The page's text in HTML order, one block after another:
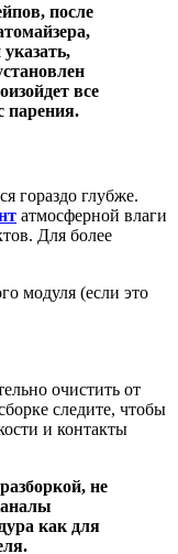
после
все
парения.
гораздо глубже.
атмосферной влаги
Для более
модуля (если это
очистить от
следите, чтобы
и контакты
не
как для